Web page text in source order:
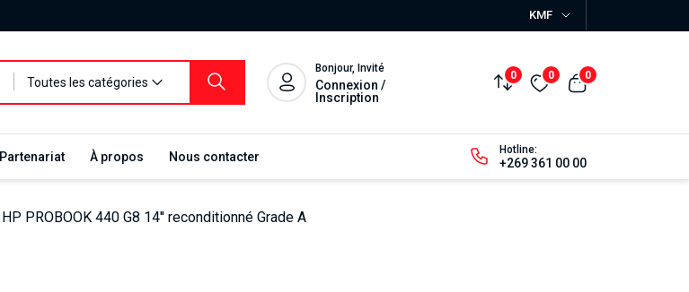
KMF
Toutes les catégories
Bonjour, Invité
Connexion /
Inscription
0 0 0
Partenariat À propos Nous contacter Hotline:
+269 361 00 00
HP PROBOOK 440 G8 14'' reconditionné Grade A